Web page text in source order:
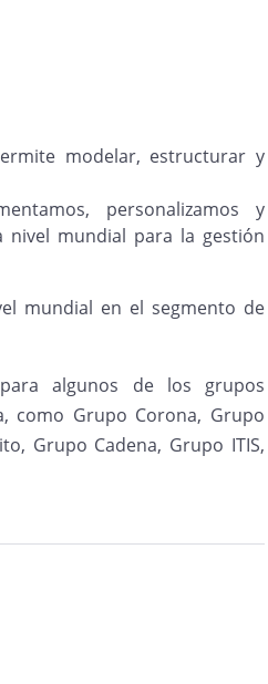
modelar, estructurar y
personalizamos y
nivel mundial para la gestión
mundial en el segmento de
algunos de los grupos
como Grupo Corona, Grupo
Grupo Cadena, Grupo ITIS,